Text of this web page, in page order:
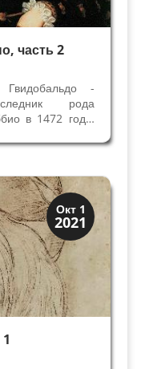
часть 2
Гвидобальдо -
рода
в 1472 году,
уже стал
Окт 1
2021